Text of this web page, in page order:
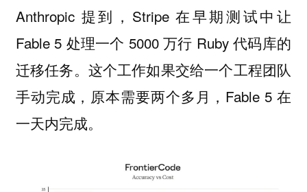
Anthropic 提到，Stripe 在早期测试中让
Fable 5 处理一个 5000 万行 Ruby 代码库的
迁移任务。这个工作如果交给一个工程团队
手动完成，原本需要两个多月，Fable 5 在
一天内完成。